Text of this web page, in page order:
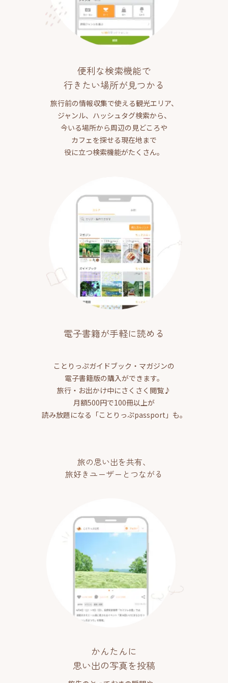
便利な検索機能で
行きたい場所が見つかる
旅行前の情報収集で使える観光エリア、
ジャンル、ハッシュタグ検索から、
今いる場所から周辺の見どころや
カフェを探せる現在地まで
役に立つ検索機能がたくさん。
電子書籍が手軽に読める
ことりっぷガイドブック・マガジンの
電子書籍版の購入ができます。
旅行・お出かけ中にさくさく閲覧♪
月額500円で100冊以上が
読み放題になる「ことりっぷpassport」も。
旅の思い出を共有、
旅好きユーザーとつながる
かんたんに
思い出の写真を投稿